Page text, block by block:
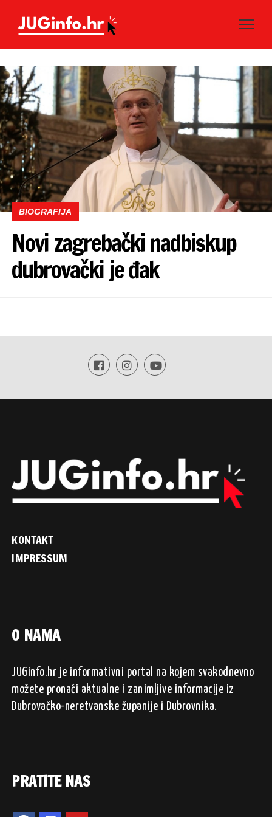
BIOGRAFIJA
Novi zagrebački nadbiskup
dubrovački je đak
KONTAKT
IMPRESSUM
O NAMA
JUGinfo.hr je informativni portal na kojem svakodnevno
možete pronaći aktualne i zanimljive informacije iz
Dubrovačko-neretvanske županije i Dubrovnika.
PRATITE NAS